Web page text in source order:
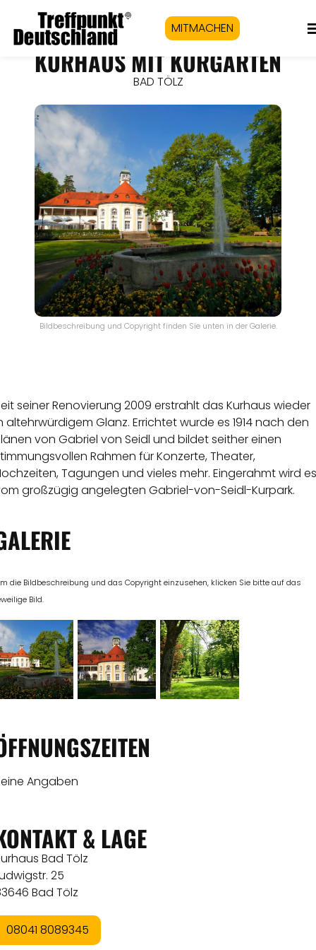
MITMACHEN
KURHAUS MIT KURGARTEN
BAD TÖLZ
Bildbeschreibung und Copyright finden Sie unten in der Galerie.
seiner Renovierung 2009 erstrahlt das Kurhaus wieder
altehrwürdigem Glanz. Errichtet wurde es 1914 nach den
von Gabriel von Seidl und bildet seither einen
Rahmen für Konzerte, Theater,
Tagungen und vieles mehr. Eingerahmt wird es
großzügig angelegten Gabriel-von-Seidl-Kurpark.
die Bildbeschreibung und das Copyright einzusehen, klicken Sie bitte auf das
Bild.
Angaben
& LAGE
Bad Tölz
25
Bad Tölz
08041 8089345